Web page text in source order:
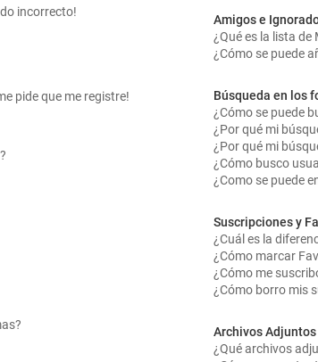
incorrecto!
pide que me registre!
Amigos e
¿Qué es la lista
¿Cómo se puede
Búsqueda en los
¿Cómo se puede
¿Por qué mi
¿Por qué mi
¿Cómo busco
¿Como se puede
Suscripciones y
¿Cuál es la
¿Cómo marcar
¿Cómo me
¿Cómo borro mis
Archivos Adjuntos
¿Qué archivos